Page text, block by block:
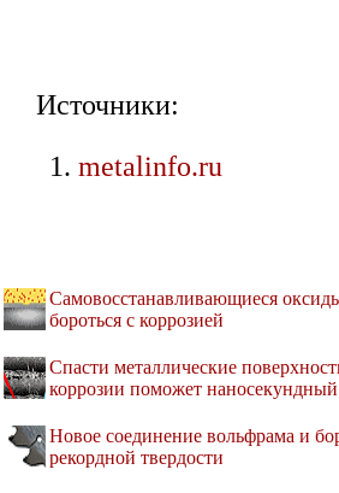
Источники:
metalinfo.ru
Самовосстанавливающиеся
бороться с коррозией
Спасти металлические
коррозии поможет наносекундный
Новое соединение вольфрама и
рекордной твердости